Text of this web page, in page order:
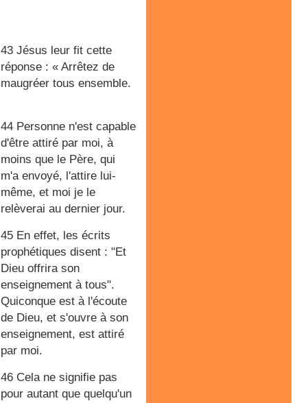
43 Jésus leur fit cette
réponse : « Arrêtez de
maugréer tous ensemble.
44 Personne n'est capable
d'être attiré par moi, à
moins que le Père, qui
m'a envoyé, l'attire lui-
même, et moi je le
relèverai au dernier jour.
45 En effet, les écrits
prophétiques disent : "Et
Dieu offrira son
enseignement à tous".
Quiconque est à l'écoute
de Dieu, et s'ouvre à son
enseignement, est attiré
par moi.
46 Cela ne signifie pas
pour autant que quelqu'un